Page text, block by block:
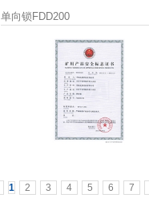
单向锁FDD200
1 2 3 4 5 6 7